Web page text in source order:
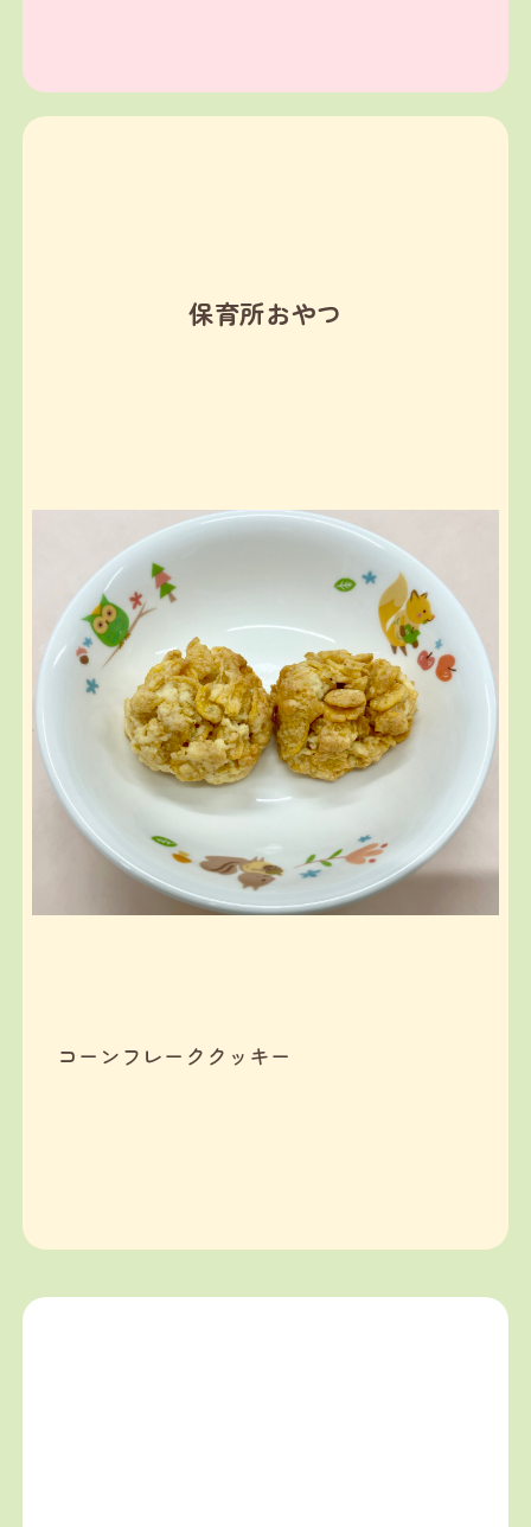
保育所おやつ
コーンフレーククッキー